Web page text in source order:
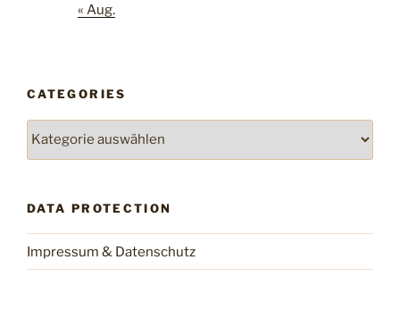
« Aug.
CATEGORIES
DATA PROTECTION
Impressum & Datenschutz